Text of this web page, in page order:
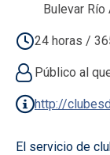
Bulevar
24 horas /
Público al
http://
El servicio de